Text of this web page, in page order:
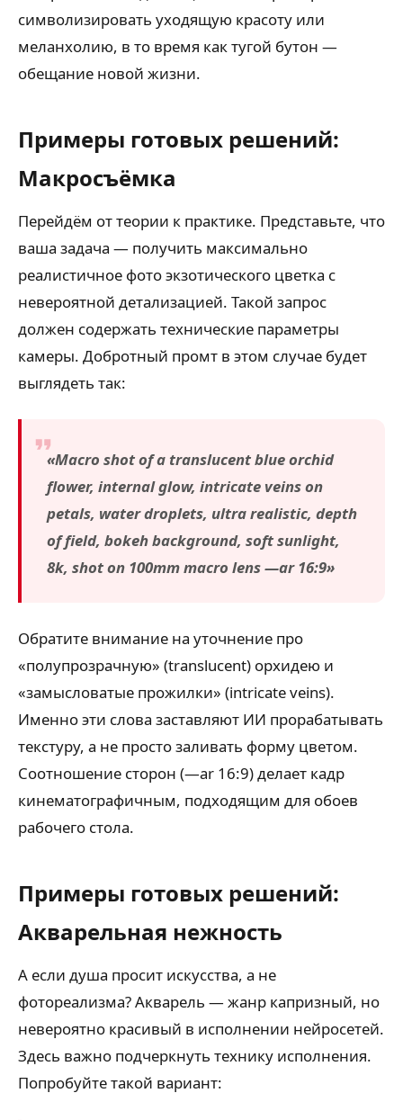
символизировать уходящую красоту или
меланхолию, в то время как тугой бутон —
обещание новой жизни.
Примеры готовых решений:
Макросъёмка
Перейдём от теории к практике. Представьте, что
ваша задача — получить максимально
реалистичное фото экзотического цветка с
невероятной детализацией. Такой запрос
должен содержать технические параметры
камеры. Добротный промт в этом случае будет
выглядеть так:
«Macro shot of a translucent blue orchid
flower, internal glow, intricate veins on
petals, water droplets, ultra realistic, depth
of field, bokeh background, soft sunlight,
8k, shot on 100mm macro lens —ar 16:9»
Обратите внимание на уточнение про
«полупрозрачную» (translucent) орхидею и
«замысловатые прожилки» (intricate veins).
Именно эти слова заставляют ИИ прорабатывать
текстуру, а не просто заливать форму цветом.
Соотношение сторон (—ar 16:9) делает кадр
кинематографичным, подходящим для обоев
рабочего стола.
Примеры готовых решений:
Акварельная нежность
А если душа просит искусства, а не
фотореализма? Акварель — жанр капризный, но
невероятно красивый в исполнении нейросетей.
Здесь важно подчеркнуть технику исполнения.
Попробуйте такой вариант: